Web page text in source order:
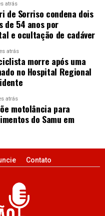
atrás
de Sorriso condena dois
de 54 anos por
e ocultação de cadáver
atrás
morre após uma
no Hospital Regional
atrás
motolância para
do Samu em
Contato